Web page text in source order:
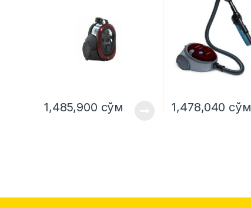
1,485,900 сўм 1,478,040 сўм